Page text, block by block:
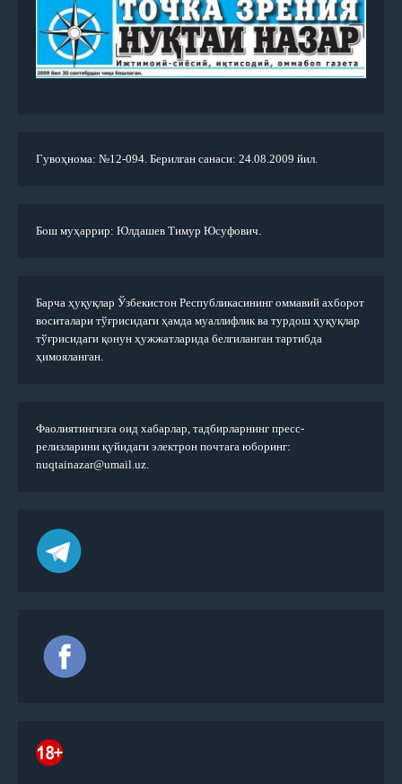
Гувоҳнома: №12-094. Берилган санаси: 24.08.2009 йил.
Бош муҳаррир: Юлдашев Тимур Юсуфович.
Барча ҳуқуқлар Ўзбекистон Республикасининг оммавий ахборот
воситалари тўғрисидаги ҳамда муаллифлик ва турдош ҳуқуқлар
тўғрисидаги қонун ҳужжатларида белгиланган тартибда
ҳимояланган.
Фаолиятингизга оид хабарлар, тадбирларнинг пресс-
релизларини қуйидаги электрон почтага юборинг:
nuqtainazar@umail.uz.